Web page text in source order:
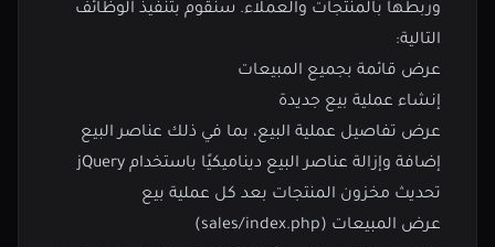
وربطها بالمنتجات والعملاء. سنقوم بتنفيذ الوظائف
التالية:
عرض قائمة بجميع المبيعات
إنشاء عملية بيع جديدة
عرض تفاصيل عملية البيع، بما في ذلك عناصر البيع
إضافة وإزالة عناصر البيع ديناميكيًا باستخدام jQuery
تحديث مخزون المنتجات بعد كل عملية بيع
عرض المبيعات (sales/index.php)